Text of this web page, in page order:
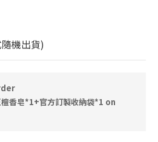
機出貨)
香皂*1+官方訂製收納袋*1 on